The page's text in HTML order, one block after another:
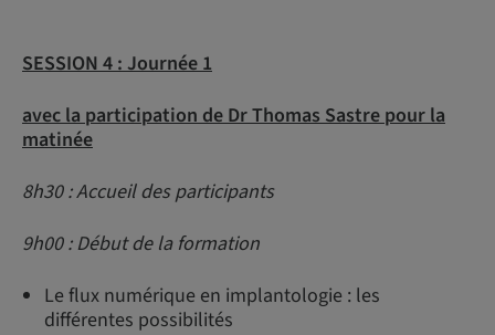
SESSION 4 :Journée 1
avec la participation de Dr Thomas Sastre pour la
matinée
8h30 : Accueil des participants
9h00 : Début de la formation
Le flux numérique en implantologie : les
différentes possibilités